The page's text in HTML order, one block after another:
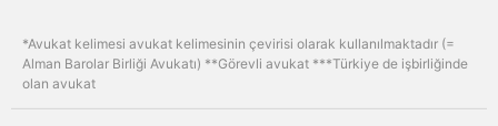
Kaza
Aile Hukuku
Avukata Sor
Genel Hizmetler
Hizmetler
Tercüme
Bülten
*Avukat kelimesi avukat kelimesinin çevirisi olarak kullanılmaktadır (=
Alman Barolar Birliği Avukatı) **Görevli avukat ***Türkiye de işbirliğinde
olan avukat